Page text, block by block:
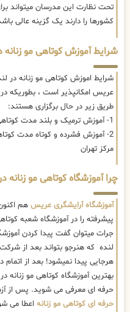
تحت نظارت این مدرسان میتواند
کشورها را دارند یک گزینه عالی
شرایط آموزش کوتاهی مو زنانه
شرایط اموزش کوتاهی مو زنانه در
عریس امکانپذیر است ، بطوریکه
طریق زیر در حال برگزاری هستند:
1- آموزش ترمیک و بلند مدت کوتاهی مو زنانه در لنده
2- آموزش فشرده و کوتاه مدت
مرکز تهران
چرا آموزشگاه کوتاهی مو زنانه
آموزشگاه آرایشگری عریس هم
پیشرفته را در آموزشگاه شعبه
جرات میتوان گفت پیدا کردن
لنده که هنرجو بتواند بعد از
هرجایی پیدا نمیشود! بعد از اتمام
بهترین آموزشگاه کوتاهی مو
حرفه ای معرفی می شوید. پس از
حرفه ای کوتاهی مو زنانه اعطا می